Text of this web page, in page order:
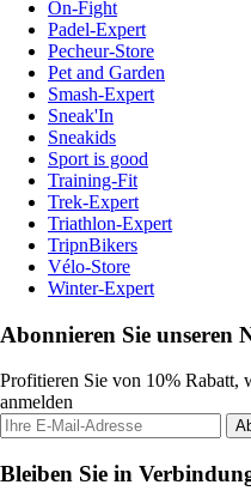
On-Fight
Padel-Expert
Pecheur-Store
Pet and Garden
Smash-Expert
Sneak'In
Sneakids
Sport is good
Training-Fit
Trek-Expert
Triathlon-Expert
TripnBikers
Vélo-Store
Winter-Expert
Abonnieren Sie unseren
Profitieren Sie von 10% Rabatt,
anmelden
Bleiben Sie in